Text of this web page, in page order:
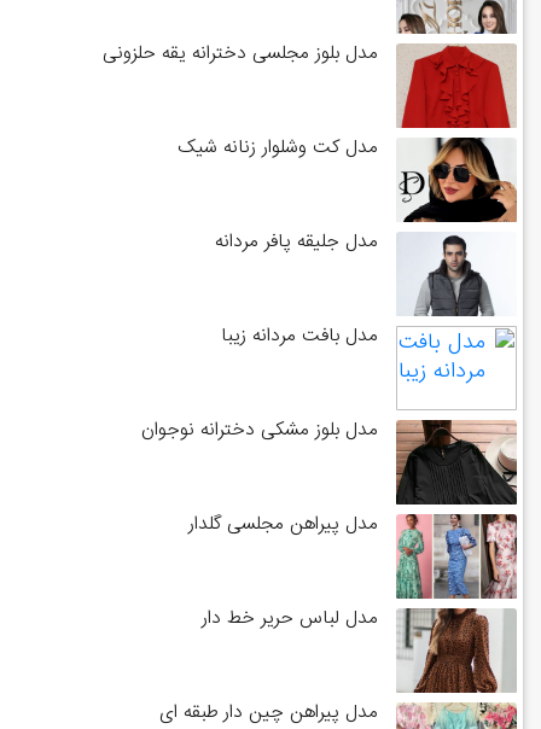
مدل بلوز مجلسی دخترانه یقه حلزونی
مدل کت وشلوار زنانه شیک
مدل جلیقه پافر مردانه
مدل بافت مردانه زیبا
مدل بلوز مشکی دخترانه نوجوان
مدل پیراهن مجلسی گلدار
مدل لباس حریر خط دار
مدل پیراهن چین دار طبقه ای